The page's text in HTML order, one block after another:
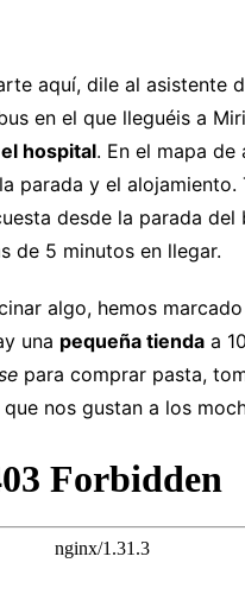
aquí, dile al asistente
en el que lleguéis a
hospital. En el mapa de
parada y el alojamiento.
desde la parada del
de 5 minutos en llegar.
algo, hemos
una pequeña tiendaa
para comprar pasta,
nos gustan a los